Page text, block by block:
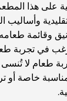
الرئيسي: معيار
مع مبادئ فاستو:
الحدائق في
على هذا
وقائمة
في تجربة
طعام لا تُنسى
خاصة أو